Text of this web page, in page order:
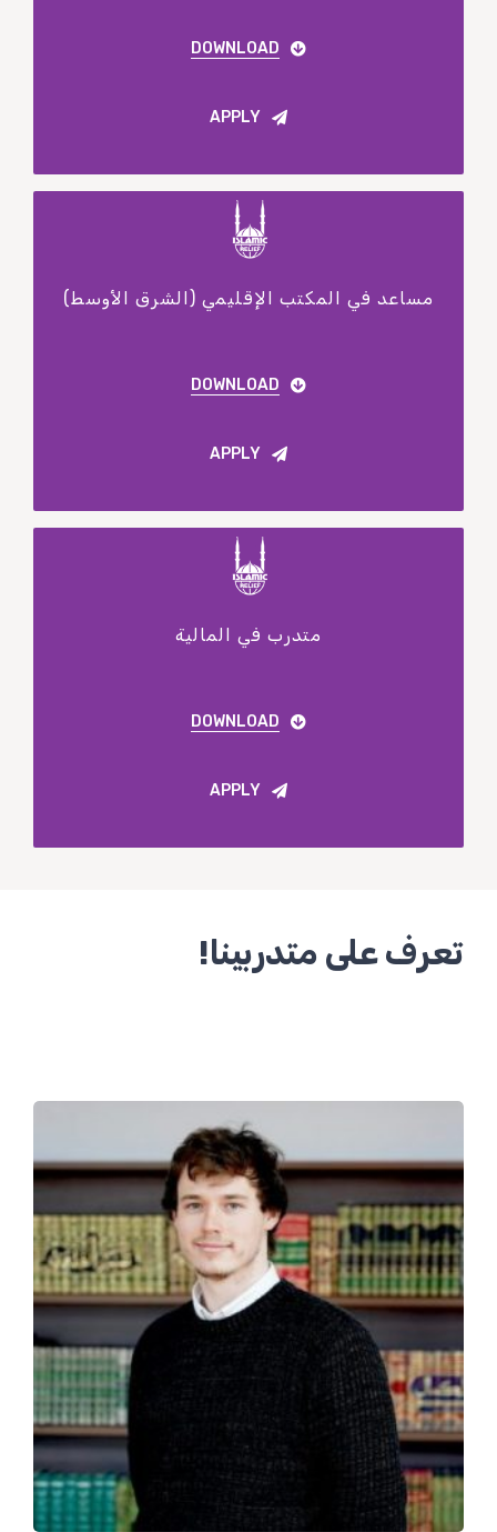
DOWNLOAD
APPLY
مساعد في المكتب الإقليمي (الشرق الأوسط)
DOWNLOAD
APPLY
متدرب في المالية
DOWNLOAD
APPLY
تعرف على متدربينا!